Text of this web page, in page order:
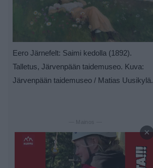
Eero Järnefelt: Saimi kedolla (1892).
Talletus, Järvenpään taidemuseo. Kuva:
Järvenpään taidemuseo / Matias Uusikylä.
— Mainos —
×